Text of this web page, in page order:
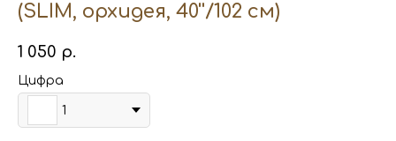
(SLIM, орхидея, 40''/102 см)
1 050 р.
Цифра
1